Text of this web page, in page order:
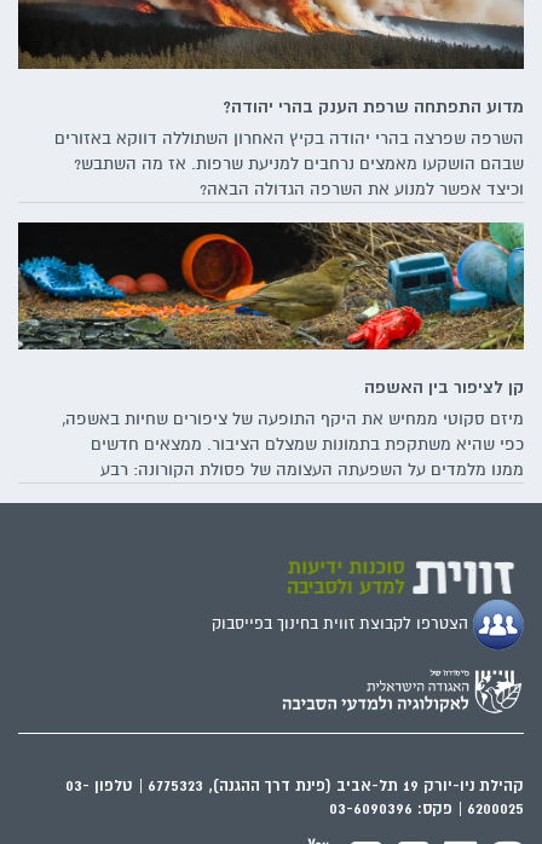
מדוע התפתחה שרפת הענק בהרי יהודה?
השרפה שפרצה בהרי יהודה בקיץ האחרון השתוללה דווקא באזורים
שבהם הושקעו מאמצים נרחבים למניעת שרפות. אז מה השתבש?
וכיצד אפשר למנוע את השרפה הגדולה הבאה?
קן לציפור בין האשפה
מיזם סקוטי ממחיש את היקף התופעה של ציפורים שחיות באשפה,
כפי שהיא משתקפת בתמונות שמצלם הציבור. ממצאים חדשים
ממנו מלמדים על השפעתה העצומה של פסולת הקורונה: רבע
הצטרפו לקבוצת זווית בחינוך בפייסבוק
קהילת ניו-יורק 19 תל-אביב (פינת דרך ההגנה), 6775323 | טלפון 03-
6200025 | פקס: 03-6090396